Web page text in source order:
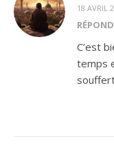
18 AVRIL
C’est
temps